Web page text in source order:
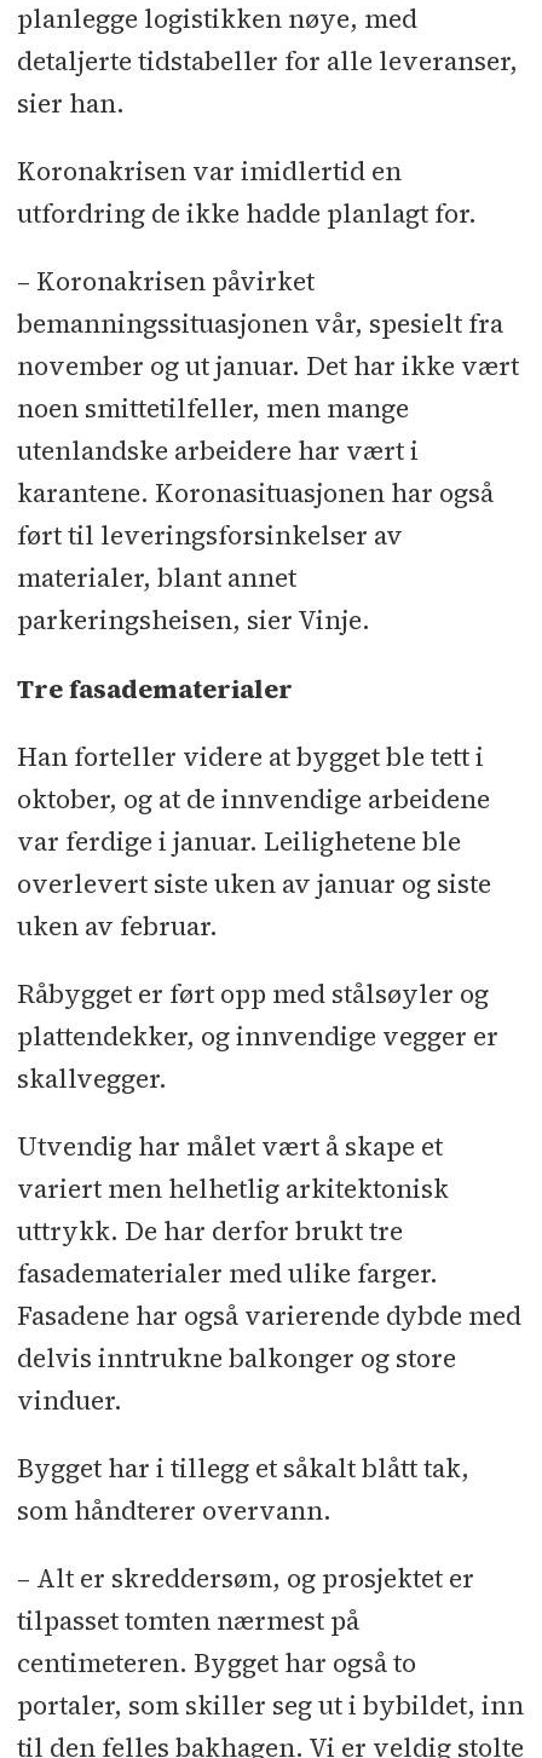
planlegge logistikken nøye, med
detaljerte tidstabeller for alle leveranser,
sier han.
Koronakrisen var imidlertid en
utfordring de ikke hadde planlagt for.
– Koronakrisen påvirket
bemanningssituasjonen vår, spesielt fra
november og ut januar. Det har ikke vært
noen smittetilfeller, men mange
utenlandske arbeidere har vært i
karantene. Koronasituasjonen har også
ført til leveringsforsinkelser av
materialer, blant annet
parkeringsheisen, sier Vinje.
Tre fasadematerialer
Han forteller videre at bygget ble tett i
oktober, og at de innvendige arbeidene
var ferdige i januar. Leilighetene ble
overlevert siste uken av januar og siste
uken av februar.
Råbygget er ført opp med stålsøyler og
plattendekker, og innvendige vegger er
skallvegger.
Utvendig har målet vært å skape et
variert men helhetlig arkitektonisk
uttrykk. De har derfor brukt tre
fasadematerialer med ulike farger.
Fasadene har også varierende dybde med
delvis inntrukne balkonger og store
vinduer.
Bygget har i tillegg et såkalt blått tak,
som håndterer overvann.
– Alt er skreddersøm, og prosjektet er
tilpasset tomten nærmest på
centimeteren. Bygget har også to
portaler, som skiller seg ut i bybildet, inn
til den felles bakhagen. Vi er veldig stolte